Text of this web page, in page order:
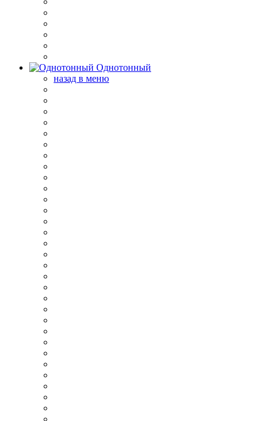
Однотонный
назад в меню